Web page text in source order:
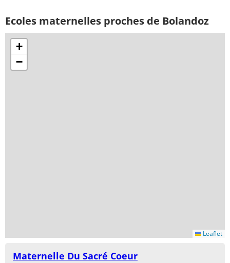
Ecoles maternelles proches de Bolandoz
+
−
Leaflet
Maternelle Du Sacré Coeur